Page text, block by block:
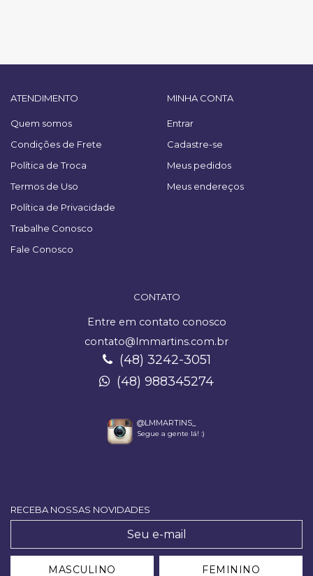
ATENDIMENTO
Quem somos
Condições de Frete
Política de Troca
Termos de Uso
Política de Privacidade
Trabalhe Conosco
Fale Conosco
MINHA CONTA
Entrar
Cadastre-se
Meus pedidos
Meus endereços
CONTATO
Entre em contato conosco
contato@lmmartins.com.br
(48) 3242-3051
(48) 988345274
@LMMARTINS_
Segue a gente lá! :)
RECEBA NOSSAS NOVIDADES
MASCULINO FEMININO